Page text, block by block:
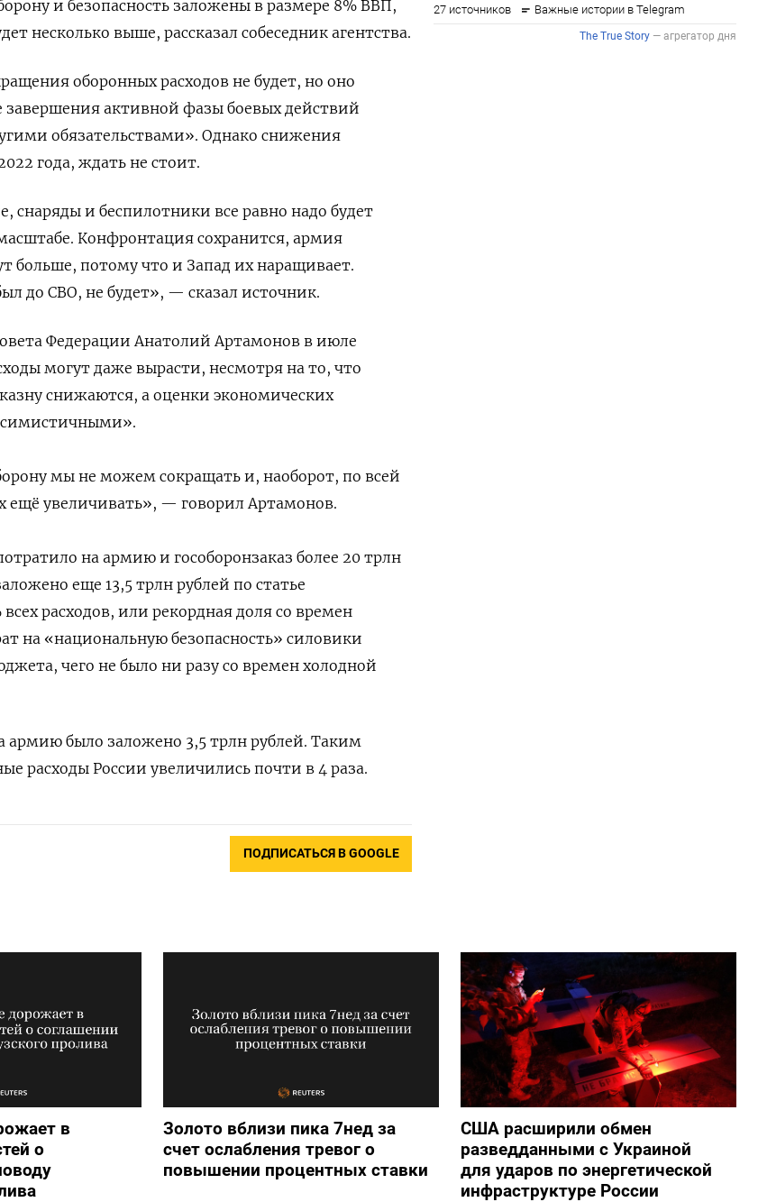
и безопасность заложены в размере 8% ВВП,
несколько выше, рассказал собеседник агентства.
оборонных расходов не будет, но оно
завершения активной фазы боевых действий
обязательствами». Однако снижения
года, ждать не стоит.
снаряды и беспилотники все равно надо будет
Конфронтация сохранится, армия
больше, потому что и Запад их наращивает.
до СВО, не будет», — сказал источник.
Федерации Анатолий Артамонов в июле
могут даже вырасти, несмотря на то, что
снижаются, а оценки экономических
мы не можем сокращать и, наоборот, по всей
ещё увеличивать», — говорил Артамонов.
на армию и гособоронзаказ более 20 трлн
еще 13,5 трлн рублей по статье
расходов, или рекордная доля со времен
на «национальную безопасность» силовики
чего не было ни разу со времен холодной
было заложено 3,5 трлн рублей. Таким
расходы России увеличились почти в 4 раза.
ПОДПИСАТЬСЯ В GOOGLE
в
о
Золото вблизи пика 7нед за
счет ослабления тревог о
повышении процентных ставки
США расширили обмен
разведданными с Украиной
для ударов по энергетической
инфраструктуре России